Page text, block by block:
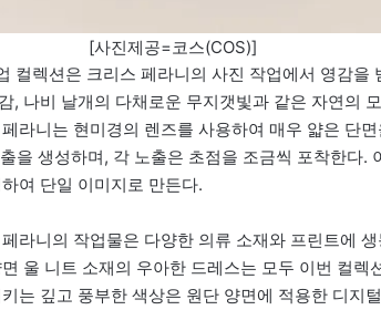
[사진제공=코스(COS)]
컬렉션은 크리스 페라니의 사진 작업에서 영감을
, 나비 날개의 다채로운 무지갯빛과 같은 자연의
라니는 현미경의 렌즈를 사용하여 매우 얇은 단
을 생성하며, 각 노출은 초점을 조금씩 포착한다.
여 단일 이미지로 만든다.
라니의 작업물은 다양한 의류 소재와 프린트에
울 니트 소재의 우아한 드레스는 모두 이번 컬렉
는 깊고 풍부한 색상은 원단 양면에 적용한 디지